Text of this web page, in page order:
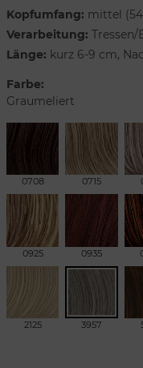
Kopfumfang: mittel
Verarbeitung: Tressen/
Länge: kurz 6-9 cm,
Farbe:
Graumeliert
0708 0715
0925 0935
2125 3957